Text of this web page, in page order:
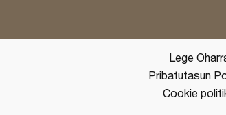
Lege
Pribatutasun
Cookie